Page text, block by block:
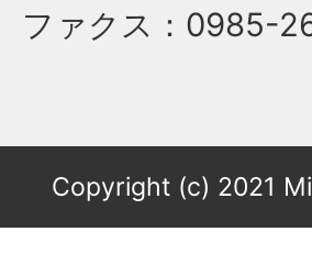
ファクス ：0985-
Copyright (c) 2021